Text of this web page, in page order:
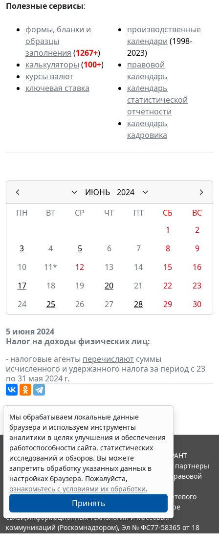
Полезные сервисы:
формы, бланки и
образцы
заполнения (1267+)
калькуляторы (100+)
курсы валют
ключевая ставка
производственные
календари (1998-
2023)
правовой
календарь
календарь
статистической
отчетности
календарь
кадровика
ИЮНЬ
2024
ПН
ВТ СР ЧТ ПТ СБ
ВС
1
2
3
4 5 6 7 8
9
10
11* 12 13 14 15
16
17
18 19 20 21 22
23
24
25 26 27 28 29 30
5 июня 2024
Налог на доходы физических лиц:
- налоговые агенты перечисляют суммы
исчисленного и удержанного налога за период с 23
по 31 мая 2024 г.
Мы обрабатываем локальные данные
браузера и используем инструменты
аналитики в целях улучшения и обеспечения
работоспособности сайта, статистических
исследований и обзоров. Вы можете
запретить обработку указанных данных в
настройках браузера. Пожалуйста,
ознакомьтесь с условиями их обработки.
Принять
© ООО "НПП "ГАРАНТ-СЕРВИС", 2026. Система ГАРАНТ
выпускается с 1990 года. Компания "Гарант" и ее партнеры
являются участниками Российской ассоциации правовой
информации ГАРАНТ.
Портал ГАРАНТ.РУ зарегистрирован в качестве сетевого
издания Федеральной службой по надзору в сфере
связи,информационных технологий и массовых
коммуникаций (Роскомнадзором), Эл № ФС77-58365 от 18